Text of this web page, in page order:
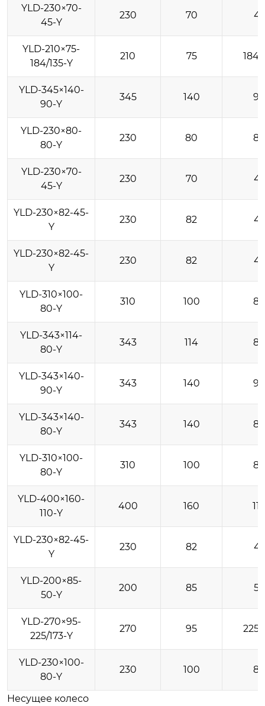
YLD-230×70-
45-Y
230 70 45
YLD-210×75-
184/135-Y
210 75 184/
YLD-345×140-
90-Y
345 140 90
YLD-230×80-
80-Y
230 80 80
YLD-230×70-
45-Y
230 70 45
YLD-230×82-45-
Y
230 82 45
YLD-230×82-45-
Y
230 82 45
YLD-310×100-
80-Y
310 100 80
YLD-343×114-
80-Y
343 114 80
YLD-343×140-
90-Y
343 140 90
YLD-343×140-
80-Y
343 140 80
YLD-310×100-
80-Y
310 100 80
YLD-400×160-
110-Y
400 160
YLD-230×82-45-
Y
230 82 45
YLD-200×85-
50-Y
200 85 50
YLD-270×95-
225/173-Y
270 95 225/
YLD-230×100-
80-Y
230 100 80
Несущее колесо